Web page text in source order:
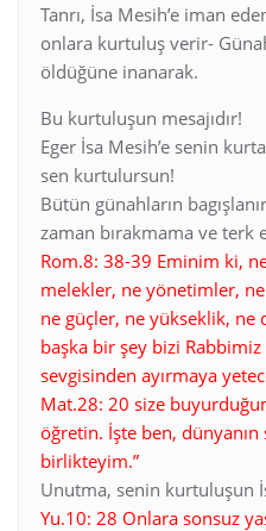
Tanrı, İsa Mesih’e iman
onlara kurtuluş verir-
öldüğüne inanarak.
Bu kurtuluşun mesajıdır!
Eger İsa Mesih’e senin
sen kurtulursun!
Bütün günahların
zaman bırakmama ve terk
Rom.8: 38-39 Eminim ki,
melekler, ne yönetimler,
ne güçler, ne yükseklik, ne
başka bir şey bizi Rabbimiz
sevgisinden ayırmaya
Mat.28: 20 size
öğretin. İşte ben,
birlikteyim.”
Unutma, senin kurtuluşun
Yu.10: 28 Onlara sonsuz